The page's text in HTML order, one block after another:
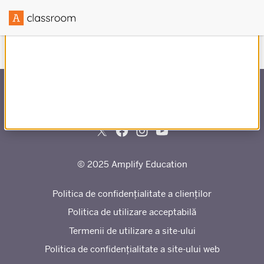
© 2025 Amplify Education
Politica de confidențialitate a clienților
Politica de utilizare acceptabilă
Termenii de utilizare a site-ului
Politica de confidențialitate a site-ului web